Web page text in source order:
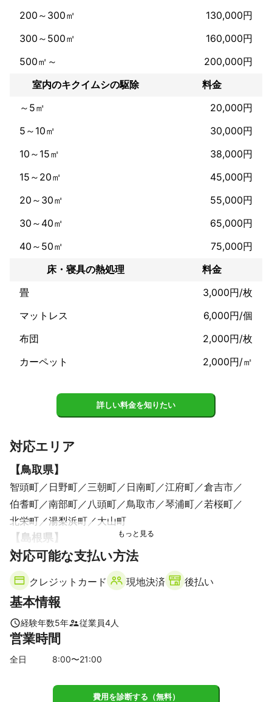
200～300㎡
130,000円
300～500㎡
160,000円
500㎡～
200,000円
室内のキクイムシの駆除
料金
～5㎡
20,000円
5～10㎡
30,000円
10～15㎡
38,000円
15～20㎡
45,000円
20～30㎡
55,000円
30～40㎡
65,000円
40～50㎡
75,000円
床・寝具の熱処理
料金
畳
3,000円/枚
マットレス
6,000円/個
布団
2,000円/枚
カーペット
2,000円/㎡
詳しい料金を知りたい
対応エリア
【鳥取県】
智頭町 日野町 三朝町 日南町 江府町
倉吉市
伯耆町
南部町 八頭町 鳥取市 琴浦町
若桜町
北栄町
湯梨浜町 大山町
【 島根県】
奥出雲町
【岡山県
早島町 岡山市 玉野市 倉敷市 総社市
瀬戸内市
矢掛町
吉備中央町
久米南町
井原市 笠岡市
勝央町
美作市
鏡野町
新庄村 西粟倉村
四国中央市 新居浜市 今治市
対応可能な支払い方法
クレジットカード 現地決済 後払い
基本情報
経験年数5年 従業員4人
営業時間
全日 8:00〜21:00
費用を診断する（無料）